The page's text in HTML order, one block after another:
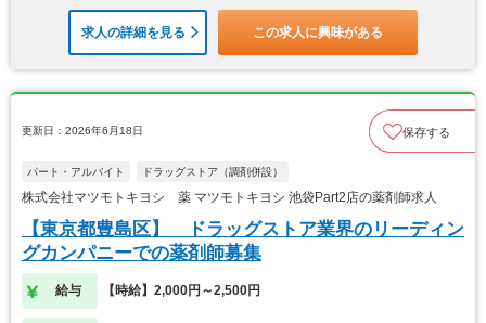
求人の詳細を見る この求人に興味がある
更新日：2026年6月18日 保存する
パート・アルバイト ドラッグストア（調剤併設）
株式会社マツモトキヨシ 薬 マツモトキヨシ 池袋Part2店の薬剤師求人
【東京都豊島区】 ドラッグストア業界のリーディン
グカンパニーでの薬剤師募集
給与 【時給】2,000円～2,500円